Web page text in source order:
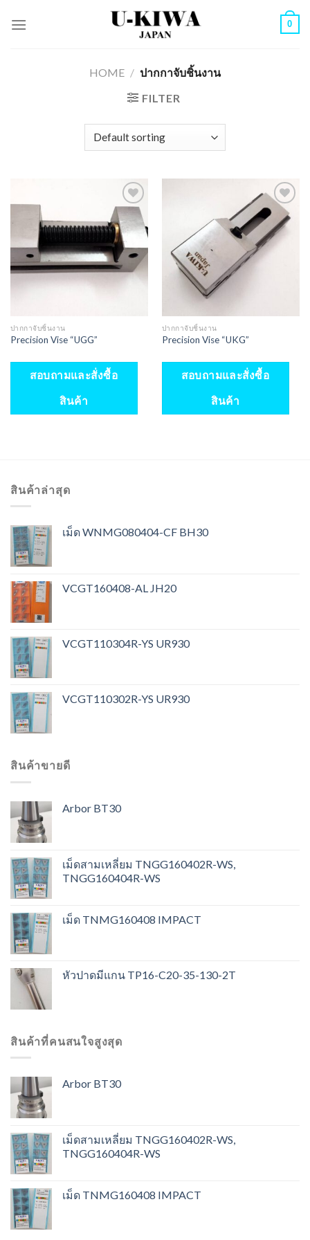
0
HOME / ปากกาจับชิ้นงาน
FILTER
ปากกาจับชิ้นงาน
Precision Vise “UGG”
สอบถามและสั่งซื้อ
สินค้า
ปากกาจับชิ้นงาน
Precision Vise “UKG”
สอบถามและสั่งซื้อ
สินค้า
สินค้าล่าสุด
เม็ด WNMG080404-CF BH30
VCGT160408-AL JH20
VCGT110304R-YS UR930
VCGT110302R-YS UR930
สินค้าขายดี
Arbor BT30
เม็ดสามเหลี่ยม TNGG160402R-WS,
TNGG160404R-WS
เม็ด TNMG160408 IMPACT
หัวปาดมีแกน TP16-C20-35-130-2T
สินค้าที่คนสนใจสูงสุด
Arbor BT30
เม็ดสามเหลี่ยม TNGG160402R-WS,
TNGG160404R-WS
เม็ด TNMG160408 IMPACT